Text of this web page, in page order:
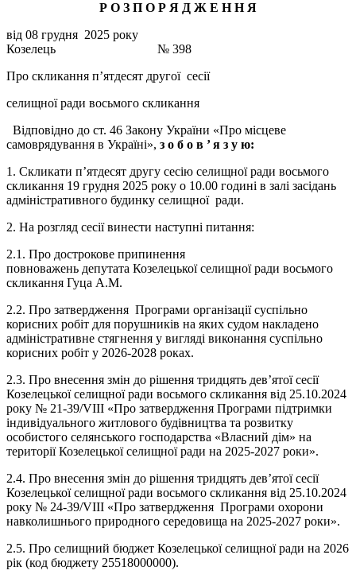
Р О З П О Р Я Д Ж Е ННЯ
від 08 грудня 2025 року
Козелець № 398
Про скликання п’ятдесят другої сесії
селищної ради восьмого скликання
Відповідно до ст. 46 Закону України «Про місцеве
самоврядування в Україні», з о б о в ’я з у ю:
1. Скликати п’ятдесят другу сесію селищної ради восьмого
скликання 19 грудня 2025 року о 10.00 годині в залі засідань
адміністративного будинку селищної ради.
2. На розгляд сесії винести наступні питання:
2.1. Про дострокове припинення
повноважень депутата Козелецької селищної ради восьмого
скликання Гуца А.М.
2.2. Про затвердження Програми організації суспільно
корисних робіт для порушників на яких судом накладено
адміністративне стягнення у вигляді виконання суспільно
корисних робіт у 2026-2028 роках.
2.3. Про внесення змін до рішення тридцять дев’ятої сесії
Козелецької селищної ради восьмого скликання від 25.10.2024
року № 21-39/VIII «Про затвердження Програми підтримки
індивідуального житлового будівництва та розвитку
особистого селянського господарства «Власний дім» на
території Козелецької селищної ради на 2025-2027 роки».
2.4. Про внесення змін до рішення тридцять дев’ятої сесії
Козелецької селищної ради восьмого скликання від 25.10.2024
року № 24-39/VIII «Про затвердження Програми охорони
навколишнього природного середовища на 2025-2027 роки».
2.5. Про селищний бюджет Козелецької селищної ради на 2026
рік (код бюджету 25518000000).